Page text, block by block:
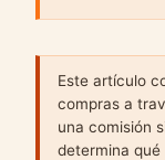
Este artículo
compras a
una comisión
determina